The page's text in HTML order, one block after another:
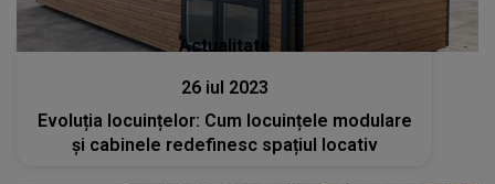
Actualitate
26 iul 2023
Evoluția locuințelor: Cum locuințele modulare
și cabinele redefinesc spațiul locativ